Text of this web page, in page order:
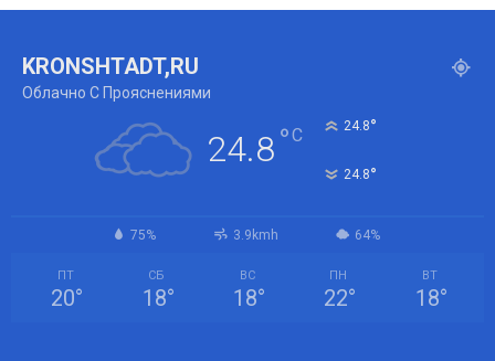
KRONSHTADT,RU
Облачно С Прояснениями
24.8°C 24.8°
24.8°
75% 3.9kmh 64%
ПТ
20°
СБ
18°
ВС
18°
ПН
22°
ВТ
18°